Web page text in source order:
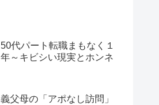
50代パート転職まもなく１
年～キビシい現実とホンネ
義父母の「アポなし訪問」